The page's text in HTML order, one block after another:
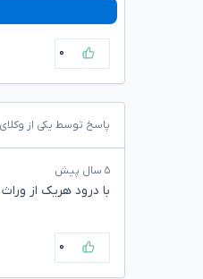
۰
پاسخ توسط یکی از وکلای
۵ سال پیش
با درود هریک از
۰